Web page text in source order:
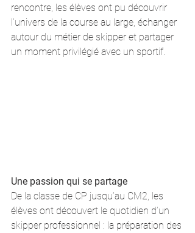
rencontre, les élèves ont pu découvrir
l’univers de la course au large, échanger
autour du métier de skipper et partager
un moment privilégié avec un sportif.
Une passion qui se partage
De la classe de CP jusqu’au CM2, les
élèves ont découvert le quotidien d’un
skipper professionnel : la préparation des